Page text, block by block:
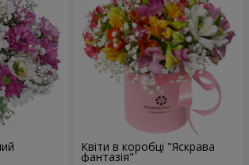
Квіти в коробці "Яскрава
фантазія"